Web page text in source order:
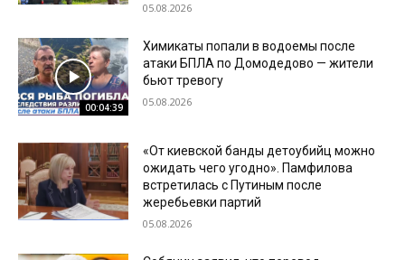
05.08.2026
00:04:39
Химикаты попали в водоемы после
атаки БПЛА по Домодедово — жители
бьют тревогу
05.08.2026
«От киевской банды детоубийц можно
ожидать чего угодно». Памфилова
встретилась с Путиным после
жеребьевки партий
05.08.2026